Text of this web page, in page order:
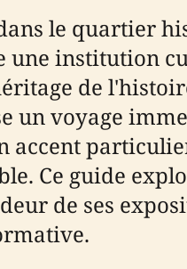
le quartier
une institution
de
un voyage
accent
Ce guide
de ses